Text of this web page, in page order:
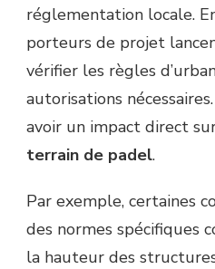
réglementation locale.
porteurs de projet
vérifier les règles
autorisations
avoir un impact direct
terrain de padel.
Par exemple, certaines
des normes spécifiques
la hauteur des